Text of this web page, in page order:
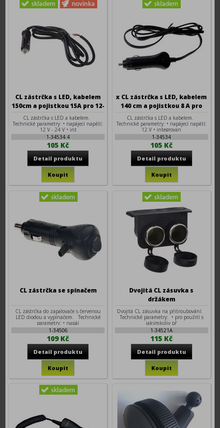
CL zástrčka s LED, kabelem
150cm a pojistkou 15A pro 12-
24V
CL zástrčka s LED a kabelem.
Technické parametry: • napájecí napětí:
12 V - 24 V • int
1-34534.4
105 Kč
x CL zástrčka s LED, kabelem
140 cm a pojistkou 8 A pro
12V
CL zástrčka s LED a kabelem.
Technické parametry: • napájecí napětí:
12 V • integrovan
1-34534
105 Kč
CL zástrčka se spínačem
CL zástrčka do zapalovače s červenou
LED diodou a vypínačem. Technické
parametry: • napáj
1-34506
109 Kč
Dvojitá CL zásuvka s
držákem
Dvojitá CL zásuvka na přišroubování.
Technické parametry: • pro použití s
jakýmkoliv př
1-34521A
115 Kč